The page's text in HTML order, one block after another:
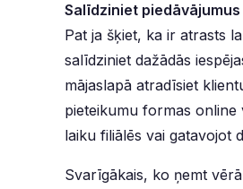
Salīdziniet piedāvājumus
Pat ja šķiet, ka ir atrasts
salīdziniet dažādās
mājaslapā atradīsiet
pieteikumu formas online
laiku filiālēs vai gatavojot
Svarīgākais, ko ņemt